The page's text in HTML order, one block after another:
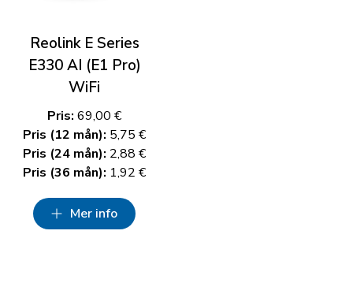
Reolink E Series
E330 AI (E1 Pro)
WiFi
Pris: 69,00 €
Pris (12 mån): 5,75 €
Pris (24 mån): 2,88 €
Pris (36 mån): 1,92 €
Mer info